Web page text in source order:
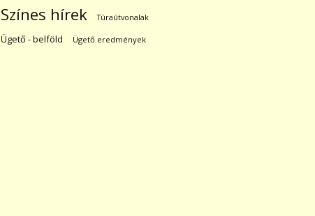
Színes hírek Túraútvonalak
Ügető - belföld Ügető eredmények